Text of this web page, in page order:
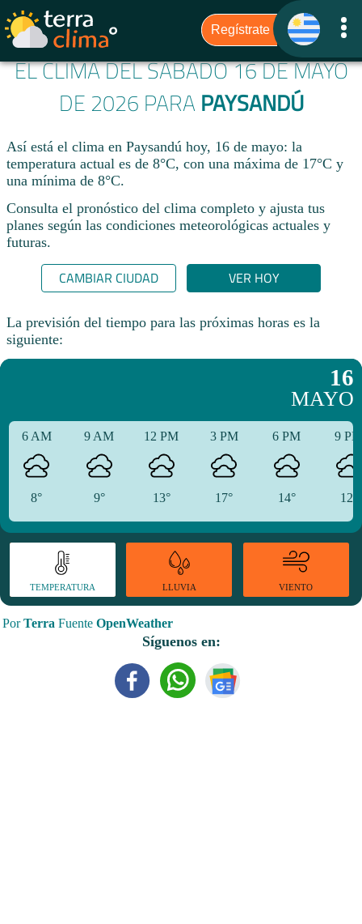
EL CLIMA DEL SÁBADO 16 DE MAYO
DE 2026 PARA PAYSANDÚ
Así está el clima en Paysandú hoy, 16 de mayo: la
temperatura actual es de 8°C, con una máxima de 17°C y
una mínima de 8°C.
Consulta el pronóstico del clima completo y ajusta tus
planes según las condiciones meteorológicas actuales y
futuras.
CAMBIAR CIUDAD VER HOY
La previsión del tiempo para las próximas horas es la
siguiente:
16
MAYO
6 AM
8°
9 AM
9°
12 PM
13°
3 PM
17°
6 PM
14°
9
12°
TEMPERATURA LLUVIA VIENTO
PorTerra Fuente OpenWeather
Síguenos en: